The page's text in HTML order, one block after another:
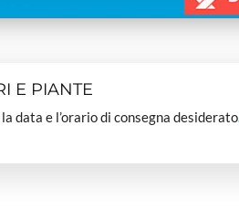
E PIANTE
data e l’orario di consegna desiderato.